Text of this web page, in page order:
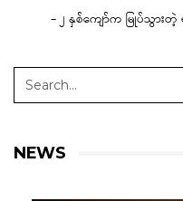
– ၂ နှစ်ကျော်က မြုပ်သွား
NEWS